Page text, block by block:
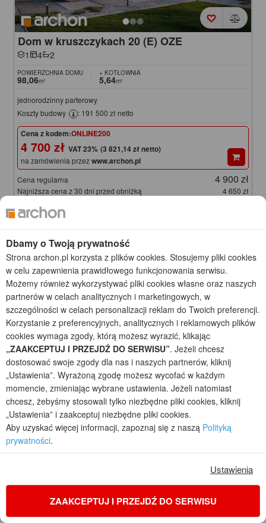
Dom w kruszczykach 20 (E) OZE
1 4 2
POWIERZCHNIA DOMU
98,06m²
+ KOTŁOWNIA
5,64m²
jednorodzinny parterowy
Koszty budowy
: 191 500 zł netto
Cena z kodem:ONLINE200
4 700 zł (3 821,14 zł netto)
na zamówienia przezwww.archon.pl
Cena regularna 4 900 zł
Najniższa cena z 30 dni przed obniżką 4 650 zł
NOWOŚĆ
Dom we frizeach 2 (G2AE)
1 4 2 2
POWIERZCHNIA DOMU
126,62m²
+ GARAŻ
37,92 m²
+ KOTŁOWNIA
8,46m²
jednorodzinny parterowy, z garażem dwustanowiskowym
Cena z kodem:ONLINE200
5 450 zł (4 430,89 zł netto)
Dbamy o Twoją prywatność
Strona archon.pl korzysta z plików cookies. Stosujemy pliki cookies
w celu zapewnienia prawidłowego funkcjonowania serwisu.
Możemy również wykorzystywać pliki cookies własne oraz naszych
partnerów w celach analitycznych i marketingowych, w
szczególności w celach personalizacji reklam do Twoich preferencji.
Korzystanie z preferencyjnych, analitycznych i reklamowych plików
cookies wymaga zgody, którą możesz wyrazić, klikając
„ZAAKCEPTUJ I PRZEJDŹ DO SERWISU”. Jeżeli chcesz
dostosować swoje zgody dla nas i naszych partnerów, kliknij
„Ustawienia”. Wyrażoną zgodę możesz wycofać w każdym
momencie, zmieniając wybrane ustawienia. Jeżeli natomiast
chcesz, żebyśmy stosowali tylko niezbędne pliki cookies, kliknij
„Ustawienia” i zaakceptuj niezbędne pliki cookies.
Aby uzyskać więcej informacji, zapoznaj się z naszą Polityką
prywatności.
Ustawienia
ZAAKCEPTUJ I PRZEJDŹ DO SERWISU